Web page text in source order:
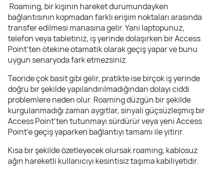
Roaming, bir kişinin hareket durumundayken
bağlantısının kopmadan farklı erişim noktaları arasında
transfer edilmesi manasına gelir. Yani laptopunuz,
telefon veya tabletiniz, iş yerinde dolaşırken bir Access
Point’ten ötekine otamatik olarak geçiş yapar ve bunu
uygun senaryoda fark etmezsiniz.
Teoride çok basit gibi gelir, pratikte ise birçok iş yerinde
doğru bir şekilde yapılandırılmadığından dolayı ciddi
problemlere neden olur. Roaming düzgün bir şekilde
kurgulanmadığı zaman aygıtlar, sinyali güçsüzleşmiş bir
Access Point’ten tutunmayı sürdürür veya yeni Access
Point’e geçiş yaparken bağlantıyı tamamı ile yitirir.
Kısa bir şekilde özetleyecek olursak roaming, kablosuz
ağın hareketli kullanıcıyı kesintisiz taşıma kabiliyetidir.